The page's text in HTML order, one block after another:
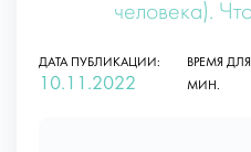
человека).
ДАТА ПУБЛИКАЦИИ:
10.11.2022
ВРЕМЯ
МИН.